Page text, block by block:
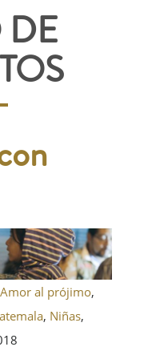
Amor al prójimo,
, Niñas,